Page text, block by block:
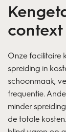
Onze facilitaire
spreiding in
schoonmaak,
frequentie.
minder
de totale